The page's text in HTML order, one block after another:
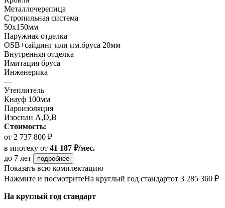
Металлочерепица
Стропильная система
50х150мм
Наружная отделка
OSB+сайдинг или им.бруса 20мм
Внутренняя отделка
Имитация бруса
Инженерика
—
Утеплитель
Кнауф 100мм
Пароизоляция
Изоспан А,D,B
Стоимость:
от 2 737 800 ₽
в ипотеку от 41 187 ₽/мес.
до 7 лет
подробнее
Показать всю комплектацию
Нажмите и посмотритеНа круглый год стандартот 3 285 360 ₽
На круглый год стандарт